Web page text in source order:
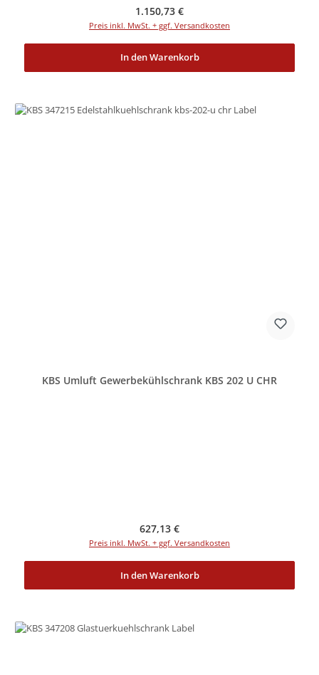
Regulärer Preis:
1.150,73 €
Preis inkl. MwSt. + ggf. Versandkosten
In den Warenkorb
KBS Umluft Gewerbekühlschrank KBS 202 U CHR
Regulärer Preis:
627,13 €
Preis inkl. MwSt. + ggf. Versandkosten
In den Warenkorb